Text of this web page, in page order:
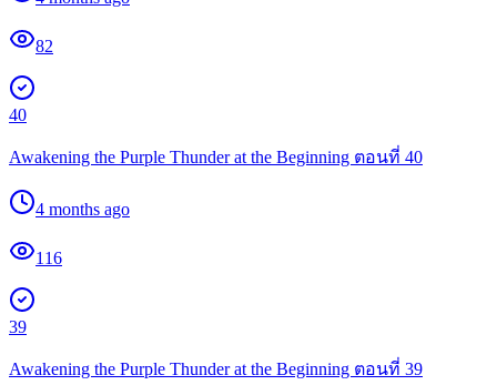
82
40
Awakening the Purple Thunder at the Beginning ตอนที่ 40
4 months ago
116
39
Awakening the Purple Thunder at the Beginning ตอนที่ 39